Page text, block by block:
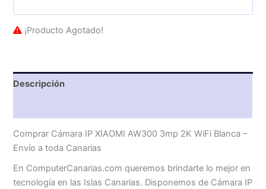
¡Producto Agotado!
Descripción
Comprar Cámara IP XIAOMI AW300 3mp 2K WiFi Blanca –
Envío a toda Canarias
En ComputerCanarias.com queremos brindarte lo mejor en
tecnología en las Islas Canarias. Disponemos de Cámara IP